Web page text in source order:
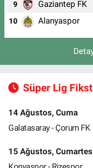
9 Gaziantep FK
10 Alanyaspor
Süper Lig
14 Ağustos, Cuma
Galatasaray - Çorum FK
15 Ağustos,